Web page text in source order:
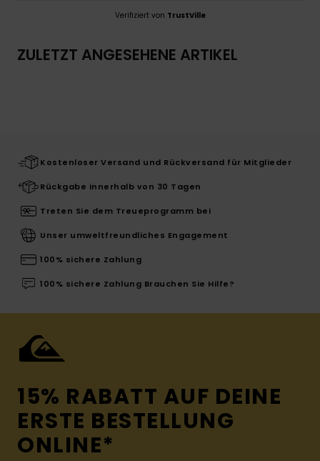
Verifiziert von TrustVille
ZULETZT ANGESEHENE ARTIKEL
Kostenloser Versand und Rückversand für Mitglieder
Rückgabe innerhalb von 30 Tagen
Treten Sie dem Treueprogramm bei
Unser umweltfreundliches Engagement
100% sichere Zahlung
100% sichere Zahlung Brauchen Sie Hilfe?
15% RABATT AUF DEINE
ERSTE BESTELLUNG
ONLINE*